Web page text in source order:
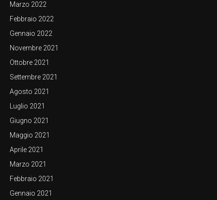
Marzo 2022
Febbraio 2022
Gennaio 2022
Novembre 2021
Ottobre 2021
Settembre 2021
Agosto 2021
Luglio 2021
Giugno 2021
Maggio 2021
Aprile 2021
Marzo 2021
Febbraio 2021
Gennaio 2021